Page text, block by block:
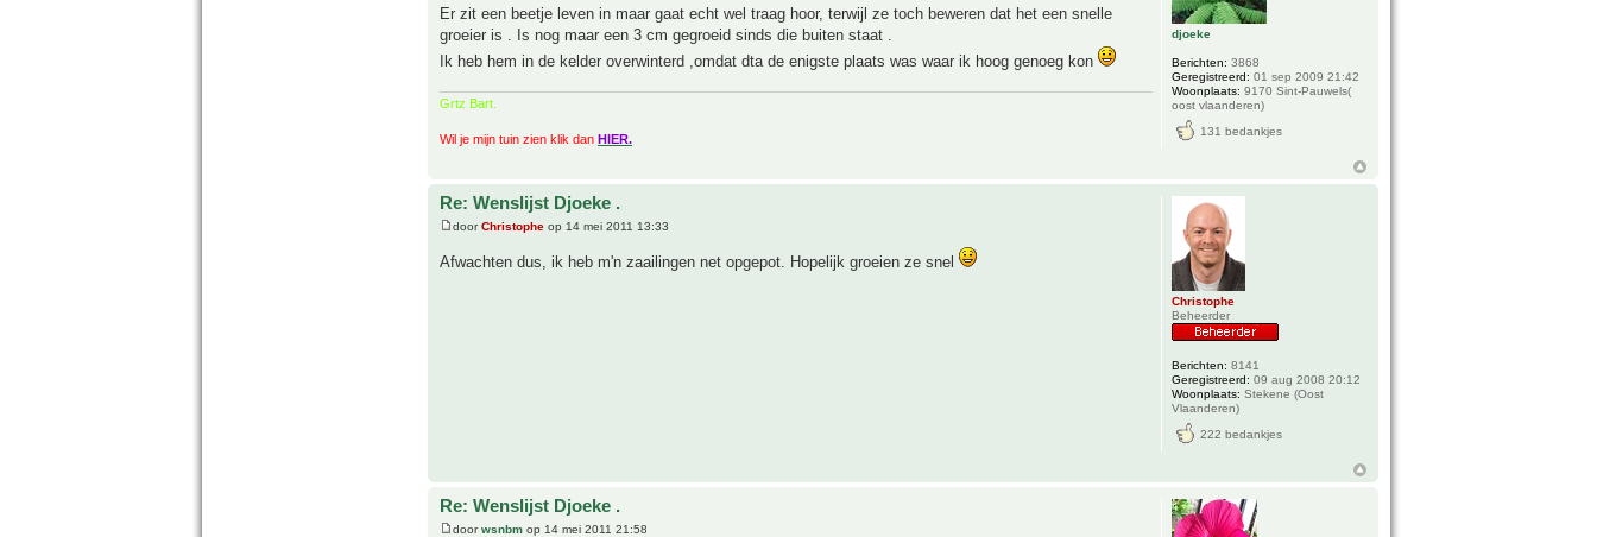
Er zit een beetje leven in maar gaat echt wel traag hoor, terwijl ze toch beweren dat het een snelle
groeier is . Is nog maar een 3 cm gegroeid sinds die buiten staat .
Ik heb hem in de kelder overwinterd ,omdat dta de enigste plaats was waar ik hoog genoeg kon
Grtz Bart.
Wil je mijn tuin zien klik dan HIER.
djoeke
Berichten: 3868
Geregistreerd: 01 sep 2009 21:42
Woonplaats: 9170 Sint-Pauwels(
oost vlaanderen)
131 bedankjes
Re: Wenslijst Djoeke .
doorChristophe op 14 mei 2011 13:33
Afwachten dus, ik heb m'n zaailingen net opgepot. Hopelijk groeien ze snel
Christophe
Beheerder
Berichten: 8141
Geregistreerd: 09 aug 2008 20:12
Woonplaats: Stekene (Oost
Vlaanderen)
222 bedankjes
Re: Wenslijst Djoeke .
doorwsnbm op 14 mei 2011 21:58